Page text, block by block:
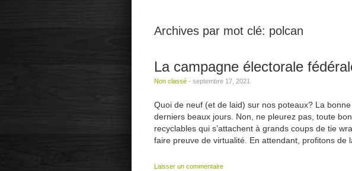
Archives par mot clé: polcan
La campagne électorale
Non classé - septembre 17, 2021
Quoi de neuf (et de laid) sur nos poteaux? La
derniers beaux jours. Non, ne pleurez pas, toute
recyclables qui s’attachent à grands coups de tie
faire preuve de virtualité. En attendant, profitons de
Laisser un commentaire